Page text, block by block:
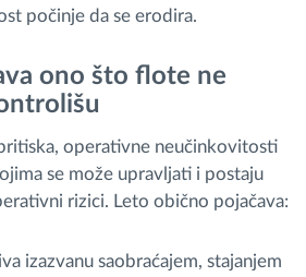
počinje da se erodira.
ono što flote ne
operativne neučinkovitosti
se može upravljati i postaju
rizici. Leto obično pojačava:
izazvanu saobraćajem, stajanjem